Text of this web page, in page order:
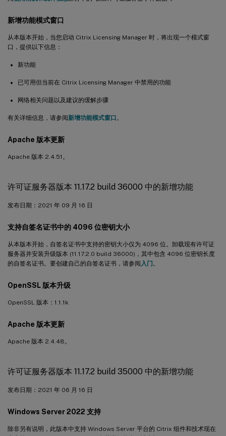
新增功能模式窗口
从本版本开始，当您启动 Citrix Licensing Manager 时，将出现一个模式窗
口，提供以下信息：
新功能
已可用但当前在 Citrix Licensing Manager 中禁用的功能
网络相关问题以及建议的缓解步骤
有关详细信息，请参阅新增功能模式窗口 。
Apache 版本更新
Apache 版本 2.4.51。
许可证服务器版本 11.17.2 build 36000 中的新增功能
发布日期：2021 年 09 月 16 日
支持自签名证书中的 4096 位密钥大小
从本版本开始，自签名证书中支持的密钥大小仅为 4096 位。卸载现有许可证
服务器并安装升级版本 (11.17.2.0 build 36000)，其中包含 4096 位密钥长度
的自签名证书。要创建自己的自签名证书，请参阅 入门 。
OpenSSL 版本升级
OpenSSL 版本：1.1.1k
Apache 版本更新
Apache 版本 2.4.48。
许可证服务器版本 11.17.2 build 35000 中的新增功能
发布日期：2021 年 06 月 16 日
Windows Server 2022 支持
除非另有说明，此版本中支持 Windows Server 平台的 Citrix 组件和技术现在